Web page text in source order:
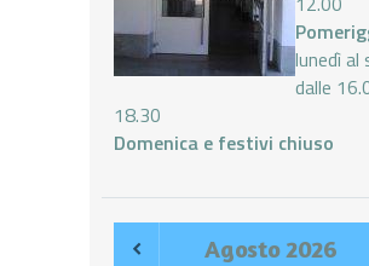
lunedì al
dalle
18.30
Domenica e festivi chiuso
Agosto2026